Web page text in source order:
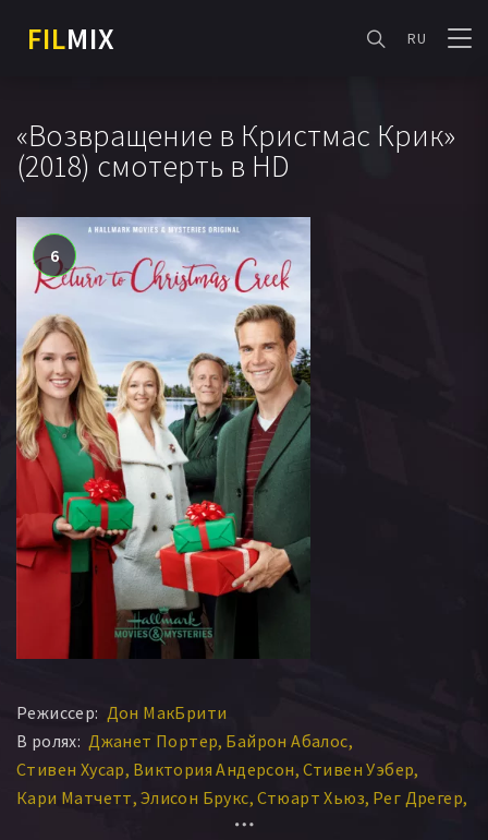
FILMIX RU
«Возвращение в Кристмас Крик»
(2018) смотерть в HD
6
Режиссер: Дон МакБрити
В ролях: Джанет Портер Байрон Абалос
Стивен Хусар Виктория Андерсон Стивен Уэбер
Кари Матчетт Элисон Брукс Стюарт Хьюз Рег Дрегер